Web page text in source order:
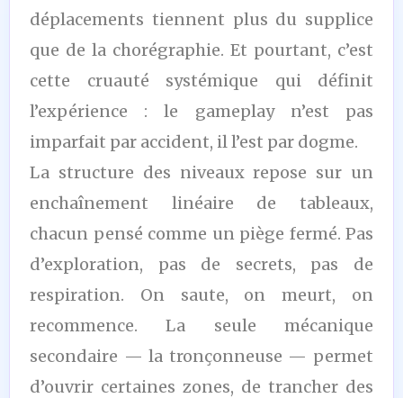
déplacements tiennent plus du supplice
que de la chorégraphie. Et pourtant, c’est
cette cruauté systémique qui définit
l’expérience : le gameplay n’est pas
imparfait par accident, il l’est par dogme.
La structure des niveaux repose sur un
enchaînement linéaire de tableaux,
chacun pensé comme un piège fermé. Pas
d’exploration, pas de secrets, pas de
respiration. On saute, on meurt, on
recommence. La seule mécanique
secondaire — la tronçonneuse — permet
d’ouvrir certaines zones, de trancher des